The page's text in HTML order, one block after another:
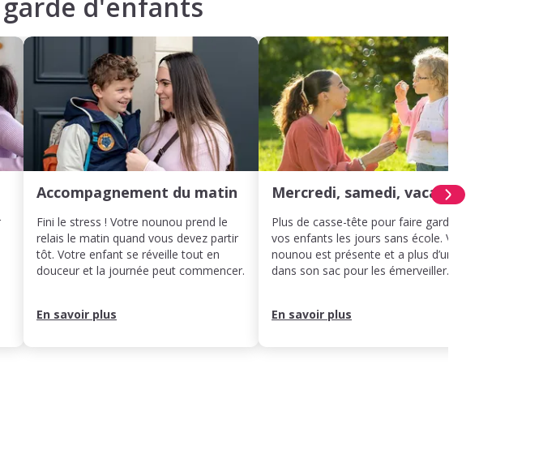
Accompagnement du matin
Fini le stress ! Votre nounou prend le
relais le matin quand vous devez partir
tôt. Votre enfant se réveille tout en
douceur et la journée peut commencer.
En savoir plus
Mercredi, samedi, vacances
Plus de casse-tête pour faire garder
vos enfants les jours sans école. Votre
nounou est présente et a plus d’un tour
dans son sac pour les émerveiller.
En savoir plus